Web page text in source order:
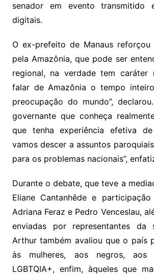
senador em evento transmitido
digitais.
O ex-prefeito de Manaus reforçou
pela Amazônia, que pode ser
regional, na verdade tem caráter
falar de Amazônia o tempo
preocupação do mundo”,
governante que conheça
que tenha experiência efetiva
vamos descer a assuntos
para os problemas nacionais”,
Durante o debate, que teve a
Eliane Cantanhêde e
Adriana Feraz e Pedro Venceslau,
enviadas por representantes da
Arthur também avaliou que o país
às mulheres, aos negros, aos
LGBTQIA+, enfim, àqueles que